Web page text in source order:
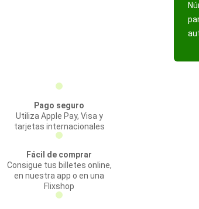
Pago seguro
Utiliza Apple Pay, Visa y
tarjetas internacionales
Fácil de comprar
Consigue tus billetes online,
en nuestra app o en una
Flixshop